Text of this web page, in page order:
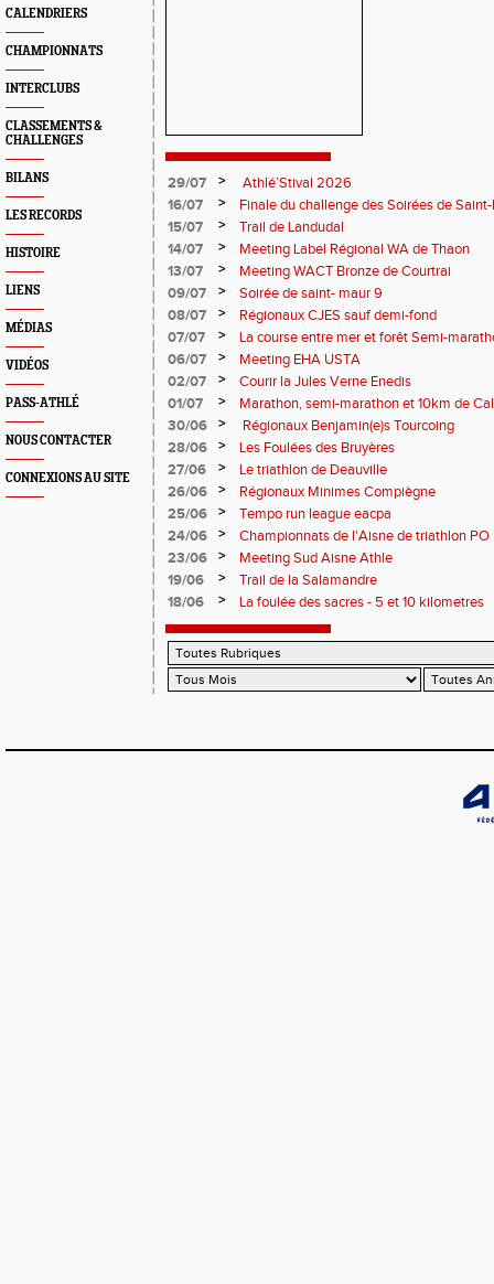
CALENDRIERS
CHAMPIONNATS
INTERCLUBS
CLASSEMENTS &
CHALLENGES
BILANS
LES RECORDS
HISTOIRE
LIENS
MÉDIAS
VIDÉOS
PASS-ATHLÉ
NOUS CONTACTER
CONNEXIONS AU SITE
29/07 >
Athlé’Stival 2026
16/07
>
Finale du challenge des Soirées de
15/07
>
Trail de Landudal
14/07
>
Meeting Label Régional WA de Thaon
13/07
>
Meeting WACT Bronze de Courtrai
09/07
>
Soirée de saint- maur 9
08/07
>
Régionaux CJES sauf demi-fond
07/07
>
La course entre mer et forêt Semi-
Plage
06/07 >
Meeting EHA USTA
02/07
>
Courir la Jules Verne Enedis
01/07
>
Marathon, semi-marathon et 10km de
30/06
>
Régionaux Benjamin(e)s Tourcoing
28/06
>
Les Foulées des Bruyères
27/06
>
Le triathlon de Deauville
26/06
>
Régionaux Minimes Compiègne
25/06
>
Tempo run league eacpa
24/06
>
Championnats de l'Aisne de triathlon PO
23/06
>
Meeting Sud Aisne Athle
19/06
>
Trail de la Salamandre
18/06
> La foulée des sacres - 5 et 10 kilometres